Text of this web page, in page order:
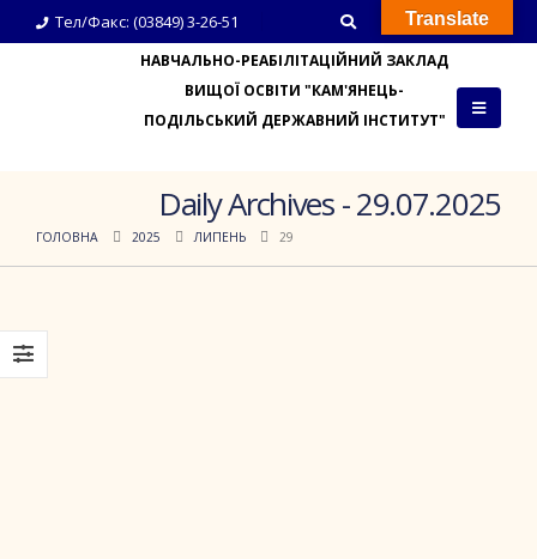
Тел/Факс: (03849) 3-26-51
НАВЧАЛЬНО-РЕАБІЛІТАЦІЙНИЙ ЗАКЛАД
ВИЩОЇ ОСВІТИ "КАМ'ЯНЕЦЬ-
ПОДІЛЬСЬКИЙ ДЕРЖАВНИЙ ІНСТИТУТ"
Daily Archives - 29.07.2025
ГОЛОВНА 2025 ЛИПЕНЬ 29
Translate